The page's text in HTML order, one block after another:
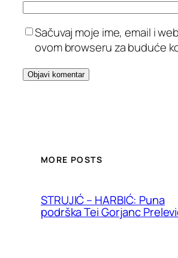
Sačuvaj moje ime, email i
ovom browseru za buduće
MORE POSTS
STRUJIĆ – HARBIĆ: Puna
podrška Tei Gorjanc